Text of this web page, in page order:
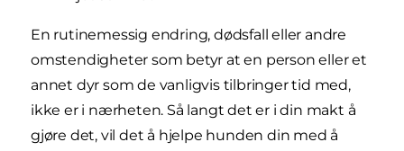
En rutinemessig endring, dødsfall eller andre
omstendigheter som betyr at en person eller et
annet dyr som de vanligvis tilbringer tid med,
ikke er i nærheten. Så langt det er i din makt å
gjøre det, vil det å hjelpe hunden din med å